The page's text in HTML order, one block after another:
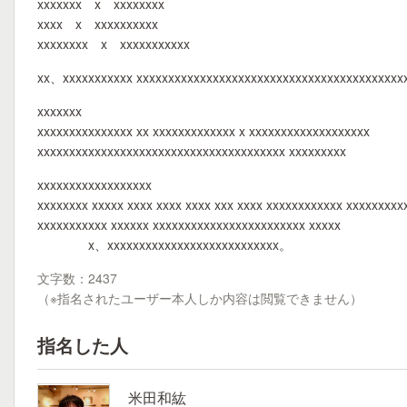
xxxxxxx x xxxxxxxx
xxxx x xxxxxxxxxx
xxxxxxxx x xxxxxxxxxxx
xx、xxxxxxxxxxx
xxxxxxx
xxxxxxxxxxxxxxx xx xxxxxxxxxxxxx x xxxxxxxxxxxxxxxxxxx
xxxxxxxxxxxxxxxxxxxxxxxxxxxxxxxxxxxxxxx xxxxxxxxx
xxxxxxxxxxxxxxxxxx
xxxxxxxx xxxxx xxxx xxxx xxxx xxx xxxx xxxxxxxxxxxx
xxxxxxxxxxx xxxxxx xxxxxxxxxxxxxxxxxxxxxxxx xxxxx
x、xxxxxxxxxxxxxxxxxxxxxxxxxxx。
文字数：2437
（※指名されたユーザー本人しか内容は閲覧できません）
指名した人
米田和紘